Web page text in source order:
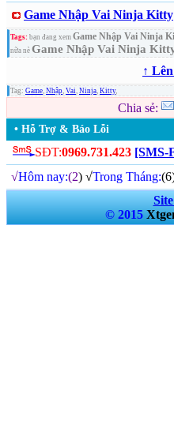
Game Nhập Vai Ninja Kitty
Tags: bạn đang xem Game Nhập Vai Ninja
nữa nè Game Nhập Vai Ninja
↑
Tag: Game, Nhập, Vai, Ninja, Kitty,
Chia sẻ:
• Hỗ Trợ & Báo Lỗi
SĐT:0969.731.423 [SMS-
√Hôm nay:(2) √Trong Tháng:
© 2015